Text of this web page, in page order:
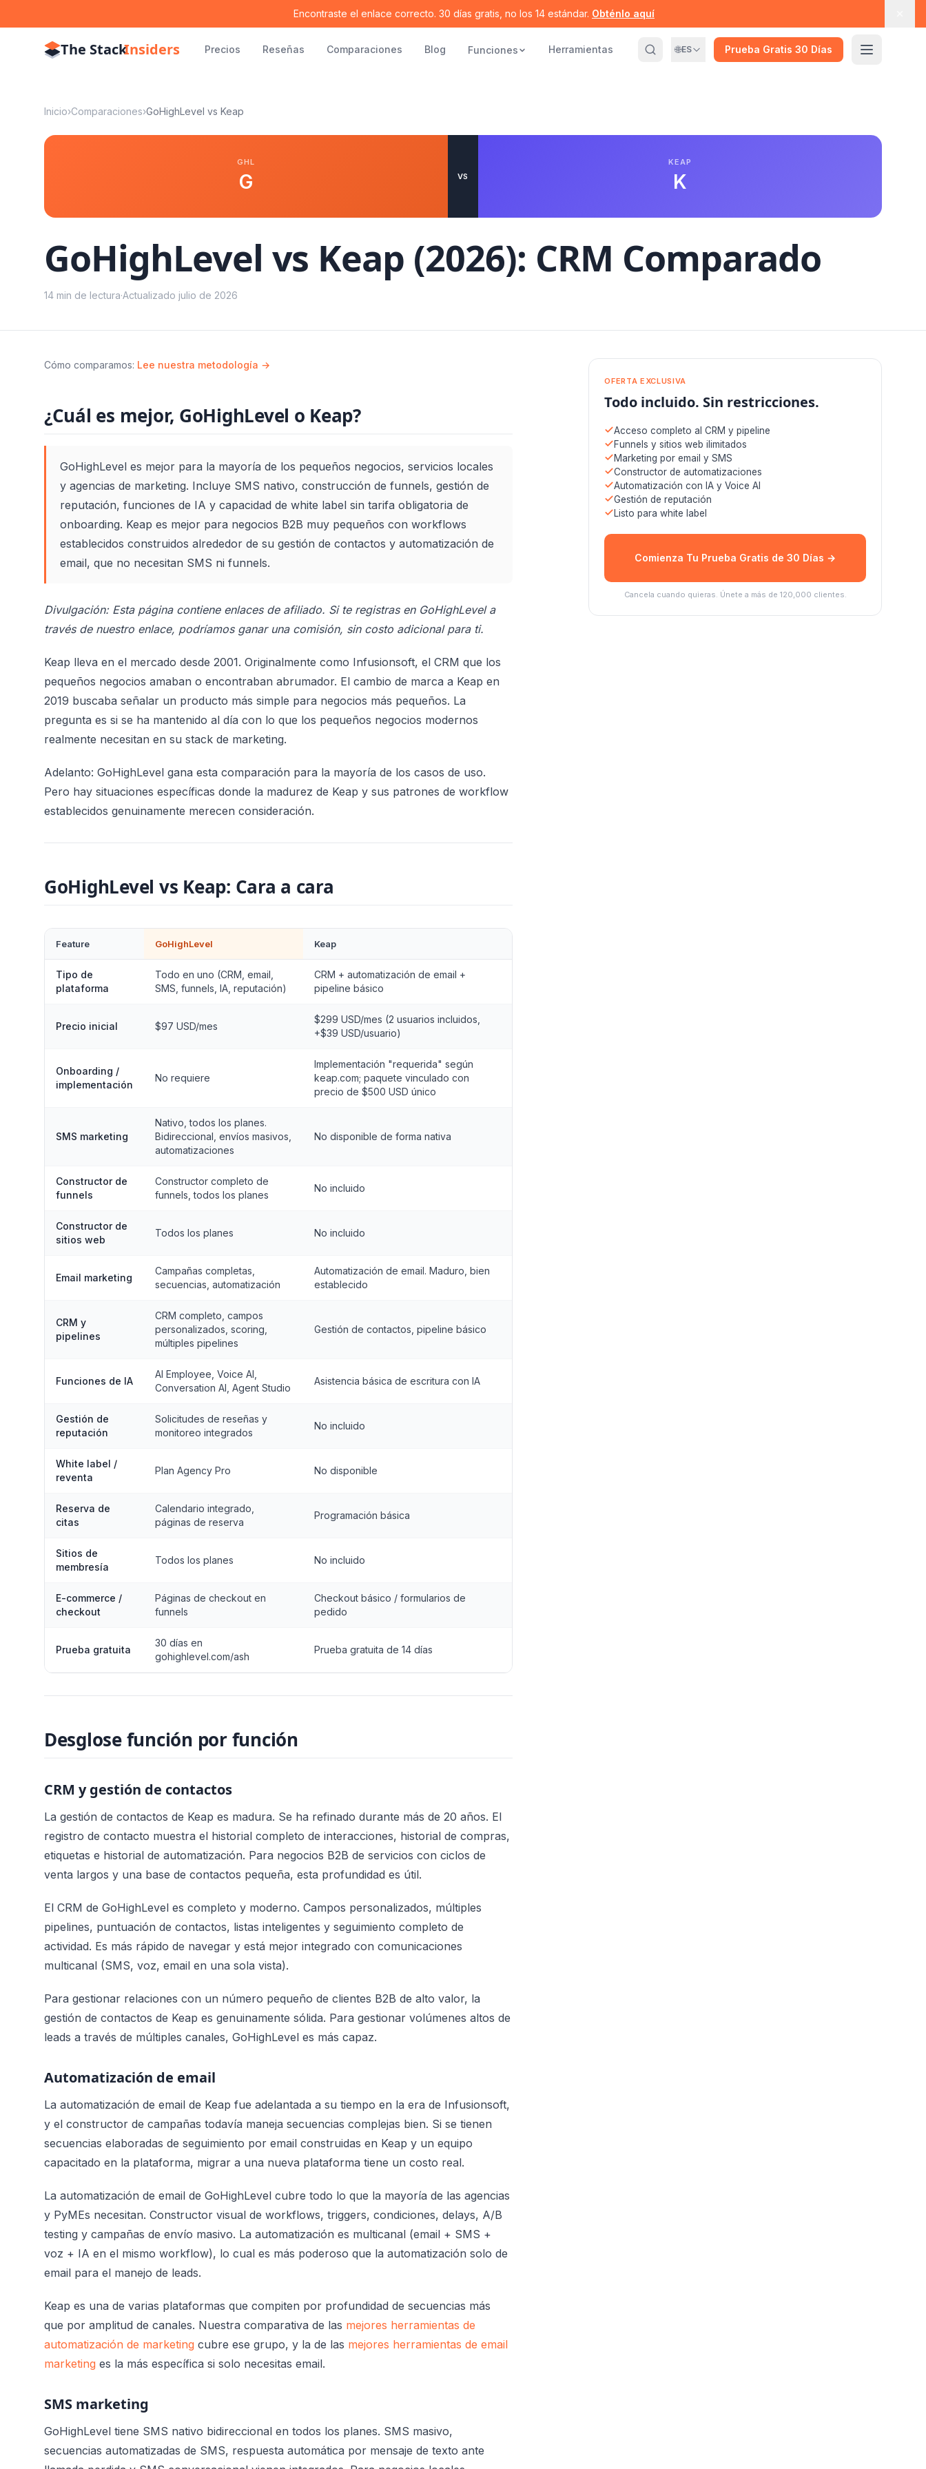
Encontraste el enlace correcto. 30 días gratis, no los 14 estándar. Obténlo aquí
The StackInsiders Precios Reseñas Comparaciones Blog Funciones Herramientas 🌐ES Prueba Gratis 30 Días
Inicio›Comparaciones›GoHighLevel vs Keap
GHL
G VS
KEAP
K
GoHighLevel vs Keap (2026): CRM Comparado
14 min de lectura·Actualizado julio de 2026
Cómo comparamos: Lee nuestra metodología →
¿Cuál es mejor, GoHighLevel o Keap?
GoHighLevel es mejor para la mayoría de los pequeños negocios, servicios locales
y agencias de marketing. Incluye SMS nativo, construcción de funnels, gestión de
reputación, funciones de IA y capacidad de white label sin tarifa obligatoria de
onboarding. Keap es mejor para negocios B2B muy pequeños con workflows
establecidos construidos alrededor de su gestión de contactos y automatización de
email, que no necesitan SMS ni funnels.
Divulgación: Esta página contiene enlaces de afiliado. Si te registras en GoHighLevel a
través de nuestro enlace, podríamos ganar una comisión, sin costo adicional para ti.
Keap lleva en el mercado desde 2001. Originalmente como Infusionsoft, el CRM que los
pequeños negocios amaban o encontraban abrumador. El cambio de marca a Keap en
2019 buscaba señalar un producto más simple para negocios más pequeños. La
pregunta es si se ha mantenido al día con lo que los pequeños negocios modernos
realmente necesitan en su stack de marketing.
Adelanto: GoHighLevel gana esta comparación para la mayoría de los casos de uso.
Pero hay situaciones específicas donde la madurez de Keap y sus patrones de workflow
establecidos genuinamente merecen consideración.
GoHighLevel vs Keap: Cara a cara
Feature GoHighLevel Keap
Tipo de
plataforma
Todo en uno (CRM, email,
SMS, funnels, IA, reputación)
CRM + automatización de email +
pipeline básico
Precio inicial $97 USD/mes
$299 USD/mes (2 usuarios incluidos,
+$39 USD/usuario)
Onboarding /
implementación
No requiere
Implementación "requerida" según
keap.com; paquete vinculado con
precio de $500 USD único
SMS marketing
Nativo, todos los planes.
Bidireccional, envíos masivos,
automatizaciones
No disponible de forma nativa
Constructor de
funnels
Constructor completo de
funnels, todos los planes
No incluido
Constructor de
sitios web
Todos los planes No incluido
Email marketing
Campañas completas,
secuencias, automatización
Automatización de email. Maduro, bien
establecido
CRM y
pipelines
CRM completo, campos
personalizados, scoring,
múltiples pipelines
Gestión de contactos, pipeline básico
Funciones de IA
AI Employee, Voice AI,
Conversation AI, Agent Studio
Asistencia básica de escritura con IA
Gestión de
reputación
Solicitudes de reseñas y
monitoreo integrados
No incluido
White label /
reventa
Plan Agency Pro No disponible
Reserva de
citas
Calendario integrado,
páginas de reserva
Programación básica
Sitios de
membresía
Todos los planes No incluido
E-commerce /
checkout
Páginas de checkout en
funnels
Checkout básico / formularios de
pedido
Prueba gratuita
30 días en
gohighlevel.com/ash
Prueba gratuita de 14 días
Desglose función por función
CRM y gestión de contactos
La gestión de contactos de Keap es madura. Se ha refinado durante más de 20 años. El
registro de contacto muestra el historial completo de interacciones, historial de compras,
etiquetas e historial de automatización. Para negocios B2B de servicios con ciclos de
venta largos y una base de contactos pequeña, esta profundidad es útil.
El CRM de GoHighLevel es completo y moderno. Campos personalizados, múltiples
pipelines, puntuación de contactos, listas inteligentes y seguimiento completo de
actividad. Es más rápido de navegar y está mejor integrado con comunicaciones
multicanal (SMS, voz, email en una sola vista).
Para gestionar relaciones con un número pequeño de clientes B2B de alto valor, la
gestión de contactos de Keap es genuinamente sólida. Para gestionar volúmenes altos de
leads a través de múltiples canales, GoHighLevel es más capaz.
Automatización de email
La automatización de email de Keap fue adelantada a su tiempo en la era de Infusionsoft,
y el constructor de campañas todavía maneja secuencias complejas bien. Si se tienen
secuencias elaboradas de seguimiento por email construidas en Keap y un equipo
capacitado en la plataforma, migrar a una nueva plataforma tiene un costo real.
La automatización de email de GoHighLevel cubre todo lo que la mayoría de las agencias
y PyMEs necesitan. Constructor visual de workflows, triggers, condiciones, delays, A/B
testing y campañas de envío masivo. La automatización es multicanal (email + SMS +
voz + IA en el mismo workflow), lo cual es más poderoso que la automatización solo de
email para el manejo de leads.
Keap es una de varias plataformas que compiten por profundidad de secuencias más
que por amplitud de canales. Nuestra comparativa de las mejores herramientas de
automatización de marketing cubre ese grupo, y la de las mejores herramientas de email
marketing es la más específica si solo necesitas email.
SMS marketing
GoHighLevel tiene SMS nativo bidireccional en todos los planes. SMS masivo,
secuencias automatizadas de SMS, respuesta automática por mensaje de texto ante
OFERTA EXCLUSIVA
Todo incluido. Sin restricciones.
Acceso completo al CRM y pipeline
Funnels y sitios web ilimitados
Marketing por email y SMS
Constructor de automatizaciones
Automatización con IA y Voice AI
Gestión de reputación
Listo para white label
Comienza Tu Prueba Gratis de 30 Días →
Cancela cuando quieras. Únete a más de 120,000 clientes.